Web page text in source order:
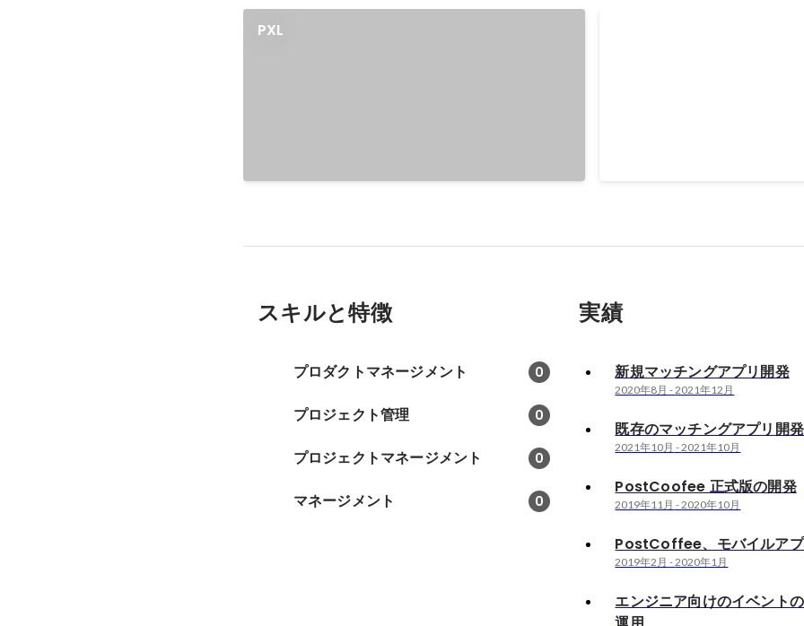
PXL
スキルと特徴
プロダクトマネージメント 0
プロジェクト管理 0
プロジェクトマネージメント 0
マネージメント 0
実績
新規マッチングアプリ開発
2020年8月 -2021年12月
既存のマッチングアプリ開発
2021年10月 -2021年10月
PostCoofee 正式版の開発
2019年11月 -2020年10月
PostCoffee、モバイルア
2019年2月 -2020年1月
エンジニア向けのイベント